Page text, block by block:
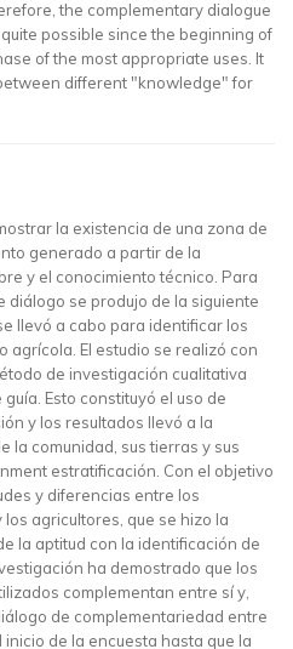
the complementary dialogue
possible since the beginning of
of the most appropriate uses. It
different "knowledge" for
la existencia de una zona de
generado a partir de la
y el conocimiento técnico. Para
diálogo se produjo de la siguiente
llevó a cabo para identificar los
agrícola. El estudio se realizó con
de investigación cualitativa
Esto constituyó el uso de
y los resultados llevó a la
la comunidad, sus tierras y sus
estratificación. Con el objetivo
y diferencias entre los
agricultores, que se hizo la
la aptitud con la identificación de
ha demostrado que los
complementan entre sí y,
de complementariedad entre
de la encuesta hasta que la